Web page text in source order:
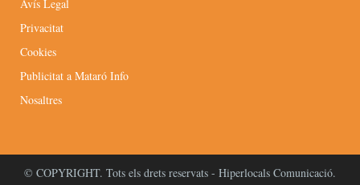
Avís Legal
Privacitat
Cookies
Publicitat a Mataró Info
Nosaltres
© COPYRIGHT. Tots els drets reservats - Hiperlocals Comunicació.